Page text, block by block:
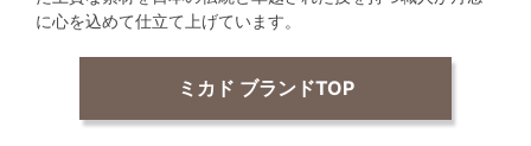
に心を込めて仕立て上げています。
ミカド ブランドTOP